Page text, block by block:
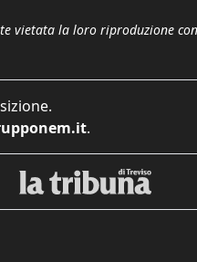
vietata la loro riproduzione
.